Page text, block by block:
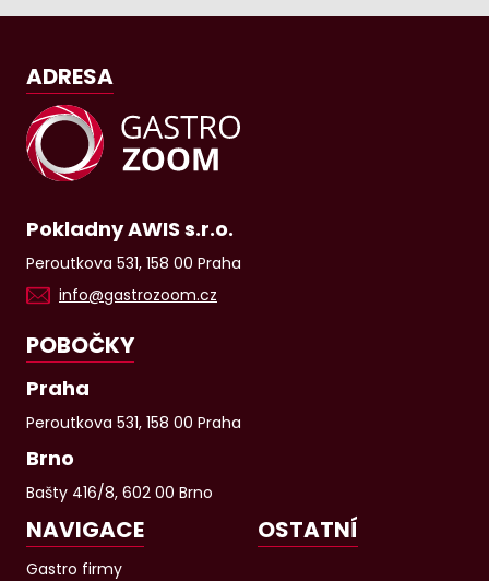
ADRESA
Pokladny AWIS s.r.o.
Peroutkova 531, 158 00 Praha
info@gastrozoom.cz
POBOČKY
Praha
Peroutkova 531, 158 00 Praha
Brno
Bašty 416/8, 602 00 Brno
NAVIGACE
Gastro firmy
OSTATNÍ